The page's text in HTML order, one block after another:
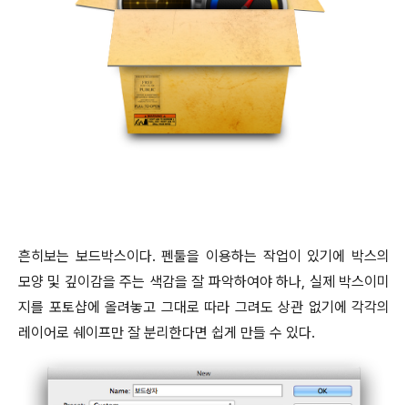
흔히보는 보드박스이다. 펜툴을 이용하는 작업이 있기에 박스의
모양 및 깊이감을 주는 색감을 잘 파악하여야 하나, 실제 박스이미
지를 포토샵에 올려놓고 그대로 따라 그려도 상관 없기에 각각의
레이어로 쉐이프만 잘 분리한다면 쉽게 만들 수 있다.